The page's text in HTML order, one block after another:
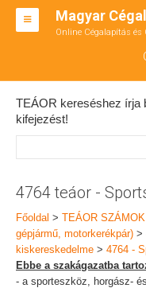
Magyar
Online Cégalapítás és
BT ALAPÍTÁS
RT ALAPÍTÁS
TEÁOR SZÁMOK '08
ENGEDÉLYKÖTELES
KAPCSOLAT
TEÁOR kereséshez írja
kifejezést!
4764 teáor -
Főoldal > TEÁOR
gépjármű, motorkerékpár) >
kiskereskedelme > 4764 -
Ebbe a szakágazatba
- a sporteszköz, horgász-